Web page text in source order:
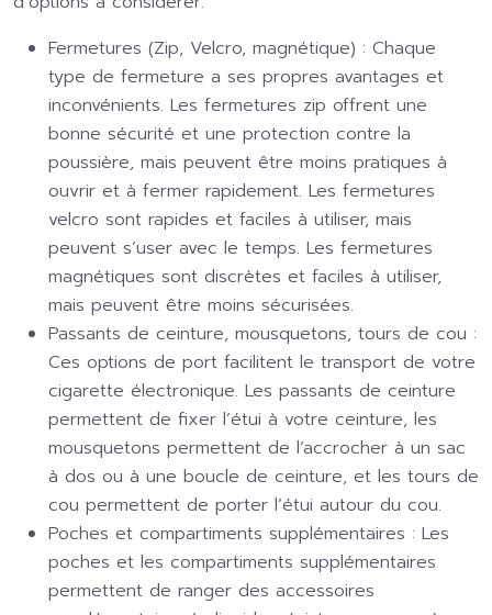
Fermetures (Zip, Velcro, magnétique) : Chaque
type de fermeture a ses propres avantages et
inconvénients. Les fermetures zip offrent une
bonne sécurité et une protection contre la
poussière, mais peuvent être moins pratiques à
ouvrir et à fermer rapidement. Les fermetures
velcro sont rapides et faciles à utiliser, mais
peuvent s’user avec le temps. Les fermetures
magnétiques sont discrètes et faciles à utiliser,
mais peuvent être moins sécurisées.
Passants de ceinture, mousquetons, tours de cou :
Ces options de port facilitent le transport de votre
cigarette électronique. Les passants de ceinture
permettent de fixer l’étui à votre ceinture, les
mousquetons permettent de l’accrocher à un sac
à dos ou à une boucle de ceinture, et les tours de
cou permettent de porter l’étui autour du cou.
Poches et compartiments supplémentaires : Les
poches et les compartiments supplémentaires
permettent de ranger des accessoires